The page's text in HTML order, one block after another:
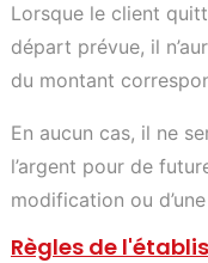
Lorsque le client
départ prévue, il
du montant
En aucun cas, il ne
l’argent pour de
modification ou
Règles de